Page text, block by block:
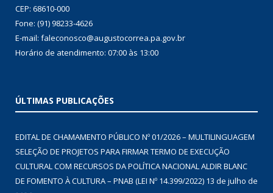
CEP: 68610-000
Fone: (91) 98233-4626
E-mail: faleconosco@augustocorrea.pa.gov.br
Horário de atendimento: 07:00 às 13:00
ÚLTIMAS PUBLICAÇÕES
EDITAL DE CHAMAMENTO PÚBLICO Nº 01/2026 – MULTILINGUAGEM
SELEÇÃO DE PROJETOS PARA FIRMAR TERMO DE EXECUÇÃO
CULTURAL COM RECURSOS DA POLÍTICA NACIONAL ALDIR BLANC
DE FOMENTO À CULTURA – PNAB (LEI Nº 14.399/2022) 13 de julho de